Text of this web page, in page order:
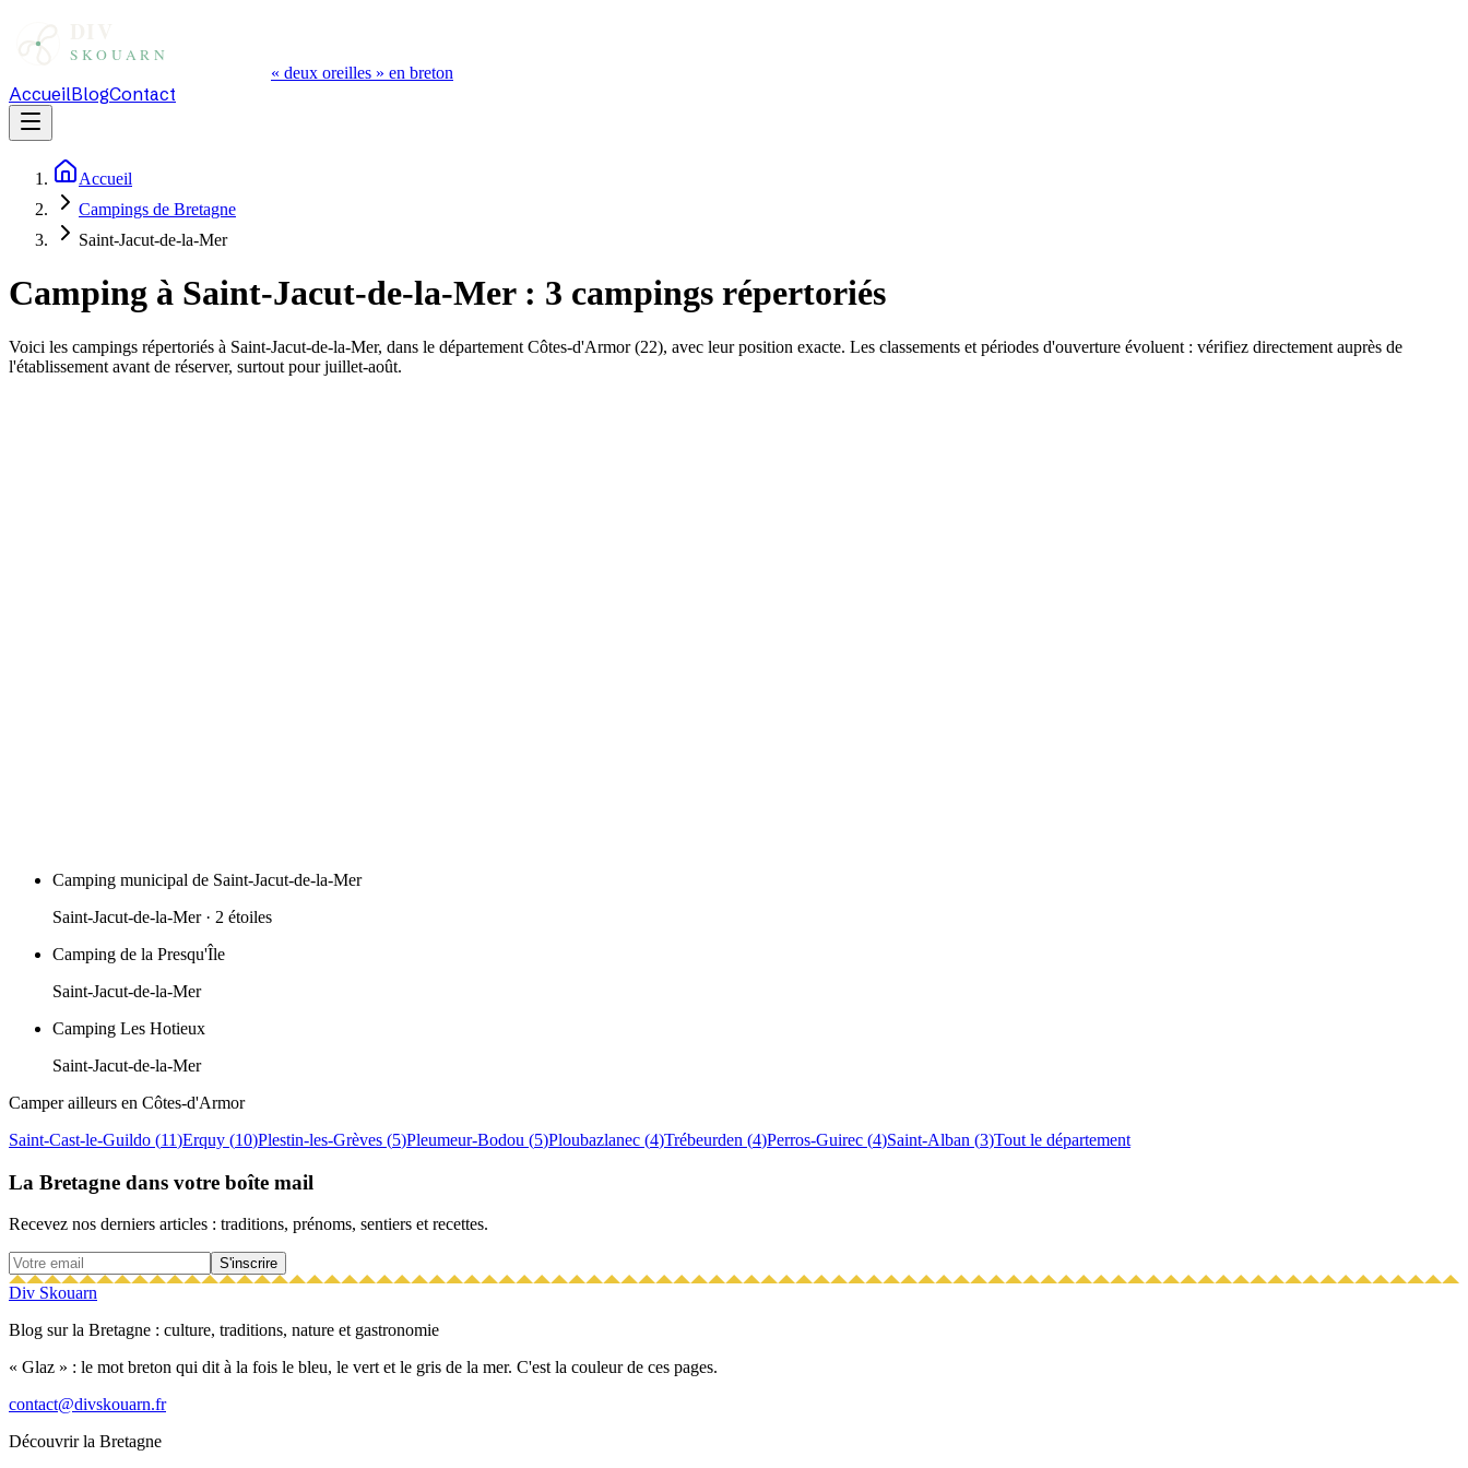
« deux oreilles » en breton
AccueilBlogContact
Accueil
Campings de Bretagne
Saint-Jacut-de-la-Mer
Camping à Saint-Jacut-de-la-Mer: 3 campings répertoriés
Voici les campings répertoriés à Saint-Jacut-de-la-Mer, dans le département Côtes-d'Armor(22), avec leur position exacte. Les classements et périodes d'ouverture évoluent : vérifiez directement auprès de
l'établissement avant de réserver, surtout pour juillet-août.
Camping municipal de Saint-Jacut-de-la-Mer
Saint-Jacut-de-la-Mer· 2 étoiles
Camping de la Presqu'Île
Saint-Jacut-de-la-Mer
Camping Les Hotieux
Saint-Jacut-de-la-Mer
Camper ailleurs en Côtes-d'Armor
Saint-Cast-le-Guildo (11)Erquy (10)Plestin-les-Grèves (5)Pleumeur-Bodou (5)Ploubazlanec (4)Trébeurden (4)Perros-Guirec (4)Saint-Alban (3)Tout le département
La Bretagne dans votre boîte mail
Recevez nos derniers articles : traditions, prénoms, sentiers et recettes.
S'inscrire
Div Skouarn
Blog sur la Bretagne : culture, traditions, nature et gastronomie
« Glaz » : le mot breton qui dit à la fois le bleu, le vert et le gris de la mer. C'est la couleur de ces pages.
contact@divskouarn.fr
Découvrir la Bretagne